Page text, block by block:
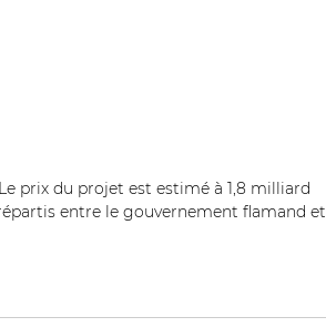
prix du projet est estimé à 1,8 milliard
entre le gouvernement flamand et